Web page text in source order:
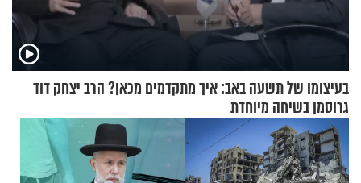
בעיצומו של תשעה באב: איך מתקדמים מכאן? הרב יצחק דוד
גרוסמן בשיחה מיוחדת